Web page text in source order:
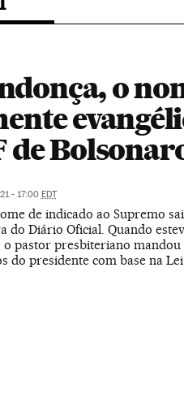
o
de
- 17:00 EDT
de indicado ao Supremo
do Diário Oficial. Quando
pastor presbiteriano mandou
do presidente com base na